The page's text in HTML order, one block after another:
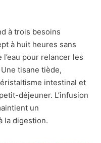
à trois besoins
à huit heures sans
pour relancer les
tisane tiède,
intestinal et
déjeuner. L’infusion
un
la digestion.